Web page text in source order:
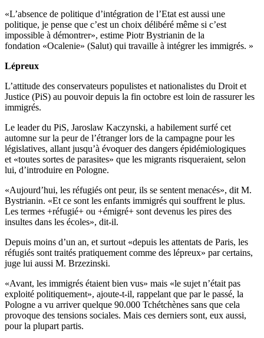
«L’absence de politique d’intégration de l’Etat est aussi une
politique, je pense que c’est un choix délibéré même si c’est
impossible à démontrer», estime Piotr Bystrianin de la
fondation «Ocalenie» (Salut) qui travaille à intégrer les immigrés. »
Lépreux
L’attitude des conservateurs populistes et nationalistes du Droit et
Justice (PiS) au pouvoir depuis la fin octobre est loin de rassurer les
immigrés.
Le leader du PiS, Jaroslaw Kaczynski, a habilement surfé cet
automne sur la peur de l’étranger lors de la campagne pour les
législatives, allant jusqu’à évoquer des dangers épidémiologiques
et «toutes sortes de parasites» que les migrants risqueraient, selon
lui, d’introduire en Pologne.
«Aujourd’hui, les réfugiés ont peur, ils se sentent menacés», dit M.
Bystrianin. «Et ce sont les enfants immigrés qui souffrent le plus.
Les termes +réfugié+ ou +émigré+ sont devenus les pires des
insultes dans les écoles», dit-il.
Depuis moins d’un an, et surtout «depuis les attentats de Paris, les
réfugiés sont traités pratiquement comme des lépreux» par certains,
juge lui aussi M. Brzezinski.
«Avant, les immigrés étaient bien vus» mais «le sujet n’était pas
exploité politiquement», ajoute-t-il, rappelant que par le passé, la
Pologne a vu arriver quelque 90.000 Tchétchènes sans que cela
provoque des tensions sociales. Mais ces derniers sont, eux aussi,
pour la plupart partis.